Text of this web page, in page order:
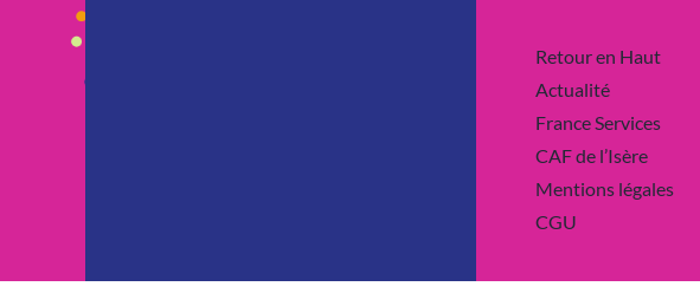
Retour en Haut
Actualité
France Services
CAF de l’Isère
Mentions légales
CGU